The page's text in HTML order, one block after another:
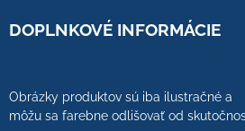
DOPLNKOVÉ INFORMÁCIE
Obrázky produktov sú iba ilustračné a
môžu sa farebne odlišovať od